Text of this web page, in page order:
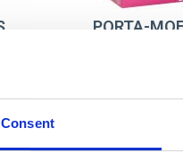
Consent
PORTA-